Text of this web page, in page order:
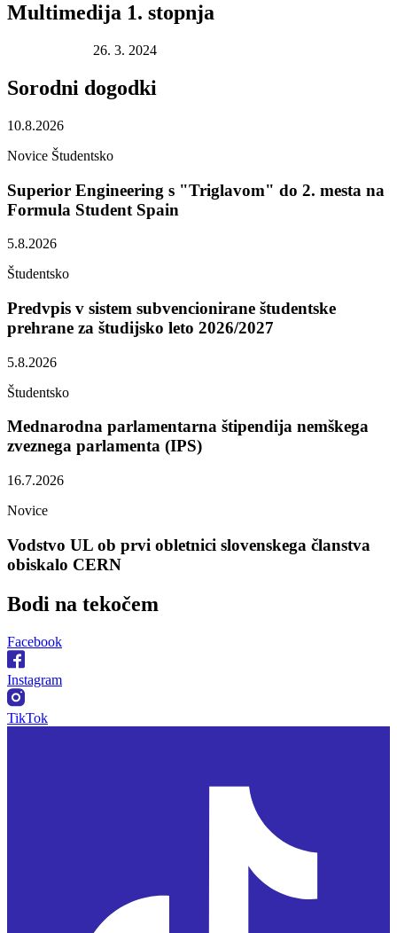
Multimedija 1. stopnja
26. 3. 2024
Sorodni dogodki
10.8.2026
Novice Študentsko
Superior Engineering s "Triglavom" do 2. mesta na
Formula Student Spain
5.8.2026
Študentsko
Predvpis v sistem subvencionirane študentske
prehrane za študijsko leto 2026/2027
5.8.2026
Študentsko
Mednarodna parlamentarna štipendija nemškega
zveznega parlamenta (IPS)
16.7.2026
Novice
Vodstvo UL ob prvi obletnici slovenskega članstva
obiskalo CERN
Bodi na tekočem
Facebook
Instagram
TikTok